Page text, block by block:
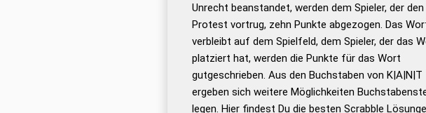
Duden – Standardwerk in 12
Bänden
Duden – Richtiges und gutes
Deutsch
Duden – Die deutsche
Unrecht beanstandet, werden dem Spieler, der den
Protest vortrug, zehn Punkte abgezogen. Das
verbleibt auf dem Spielfeld, dem Spieler, der das
platziert hat, werden die Punkte für das Wort
gutgeschrieben. Aus den Buchstaben von K|A|N|T
ergeben sich weitere Möglichkeiten
legen. Hier findest Du die besten Scrabble